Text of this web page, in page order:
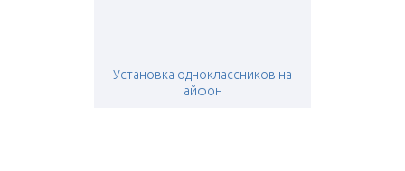
Установка одноклассников на
айфон